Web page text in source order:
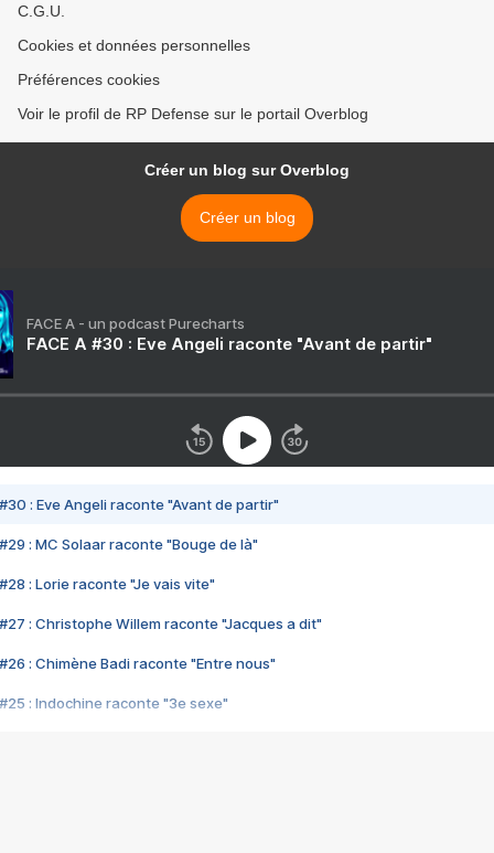
C.G.U.
Cookies et données personnelles
Préférences cookies
Voir le profil de RP Defense sur le portail Overblog
Créer un blog sur Overblog
Créer un blog
FACE A - un podcast Purecharts
FACE A #30 : Eve Angeli raconte "Avant de partir"
#30 : Eve Angeli raconte "Avant de partir"
#29 : MC Solaar raconte "Bouge de là"
#28 : Lorie raconte "Je vais vite"
#27 : Christophe Willem raconte "Jacques a dit"
#26 : Chimène Badi raconte "Entre nous"
#25 : Indochine raconte "3e sexe"